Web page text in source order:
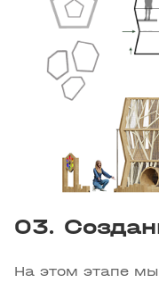
03.
На этом этапе